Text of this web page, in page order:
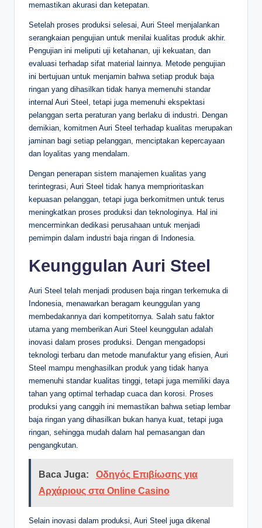
memastikan akurasi dan ketepatan.
Setelah proses produksi selesai, Auri Steel menjalankan
serangkaian pengujian untuk menilai kualitas produk akhir.
Pengujian ini meliputi uji ketahanan, uji kekuatan, dan
evaluasi terhadap sifat material lainnya. Metode pengujian
ini bertujuan untuk menjamin bahwa setiap produk baja
ringan yang dihasilkan tidak hanya memenuhi standar
internal Auri Steel, tetapi juga memenuhi ekspektasi
pelanggan serta peraturan yang berlaku di industri. Dengan
demikian, komitmen Auri Steel terhadap kualitas merupakan
jaminan bagi setiap pelanggan, menciptakan kepercayaan
dan loyalitas yang mendalam.
Dengan penerapan sistem manajemen kualitas yang
terintegrasi, Auri Steel tidak hanya memprioritaskan
kepuasan pelanggan, tetapi juga berkomitmen untuk terus
meningkatkan proses produksi dan teknologinya. Hal ini
mencerminkan dedikasi perusahaan untuk menjadi
pemimpin dalam industri baja ringan di Indonesia.
Keunggulan Auri Steel
Auri Steel telah menjadi produsen baja ringan terkemuka di
Indonesia, menawarkan beragam keunggulan yang
membedakannya dari kompetitornya. Salah satu faktor
utama yang memberikan Auri Steel keunggulan adalah
inovasi dalam proses produksi. Dengan mengadopsi
teknologi terbaru dan metode manufaktur yang efisien, Auri
Steel mampu menghasilkan produk yang tidak hanya
memenuhi standar kualitas tinggi, tetapi juga memiliki daya
tahan yang optimal terhadap cuaca dan korosi. Proses
produksi yang canggih ini memastikan bahwa setiap lembar
baja ringan yang dihasilkan bukan hanya kuat, tetapi juga
ringan, sehingga mudah dalam hal pemasangan dan
pengangkutan.
Baca Juga:
Οδηγός Επιβίωσης για
Αρχάριους στα Online Casino
Selain inovasi dalam produksi, Auri Steel juga dikenal